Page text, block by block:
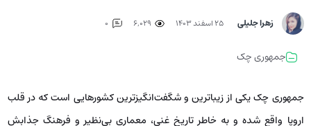
زهرا جلیلی ۲۵ اسفند ۱۴۰۳
جمهوری چک
جمهوری چک یکی از زیباترین و شگفت‌انگیزترین کشورهایی است که در قلب
اروپا واقع شده و به خاطر تاریخ غنی، معماری بی‌نظیر و فرهنگ جذابش